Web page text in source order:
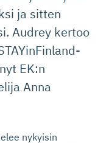
ja sitten
Audrey kertoo
EK:n
Anna
nykyisin